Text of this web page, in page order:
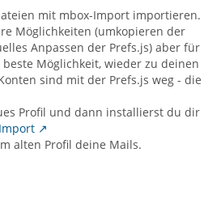
mit mbox-Import importieren.
Möglichkeiten (umkopieren der
Anpassen der Prefs.js) aber für
Möglichkeit, wieder zu deinen
sind mit der Prefs.js weg - die
Profil und dann installierst du dir
alten Profil deine Mails.